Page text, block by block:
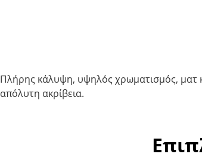
Πλήρης κάλυψη, υψηλός χρωματισμός, ματ
απόλυτη ακρίβεια.